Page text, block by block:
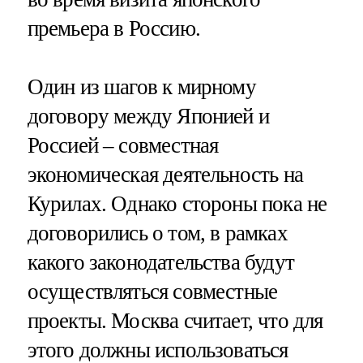
премьера в Россию.
Один из шагов к мирному
договору между Японией и
Россией – совместная
экономическая деятельность на
Курилах. Однако стороны пока не
договорились о том, в рамках
какого законодательства будут
осуществляться совместные
проекты. Москва считает, что для
этого должны использоваться